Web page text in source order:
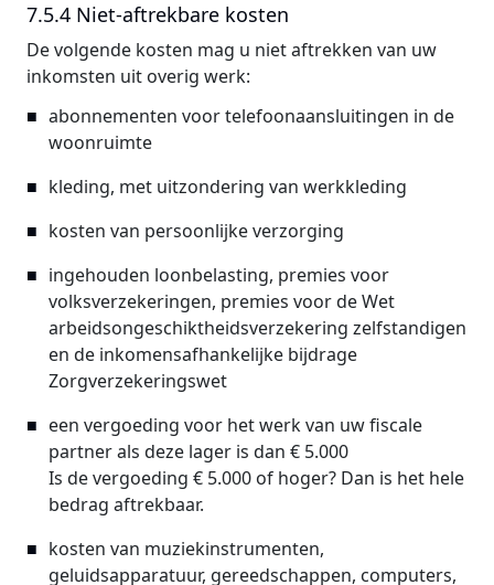
7.5.4 Niet-aftrekbare kosten
De volgende kosten mag u niet aftrekken van uw
inkomsten uit overig werk:
abonnementen voor telefoonaansluitingen in de
woonruimte
kleding, met uitzondering van werkkleding
kosten van persoonlijke verzorging
ingehouden loonbelasting, premies voor
volksverzekeringen, premies voor de Wet
arbeidsongeschiktheidsverzekering zelfstandigen
en de inkomensafhankelijke bijdrage
Zorgverzekeringswet
een vergoeding voor het werk van uw fiscale
partner als deze lager is dan € 5.000
Is de vergoeding € 5.000 of hoger? Dan is het hele
bedrag aftrekbaar.
kosten van muziekinstrumenten,
geluidsapparatuur, gereedschappen, computers,